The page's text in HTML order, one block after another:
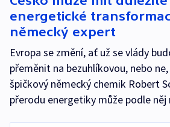
energetické
německý expert
Evropa se změní, ať už se vlády
přeměnit na bezuhlíkovou, nebo
špičkový německý chemik Robert
přerodu energetiky může podle něj